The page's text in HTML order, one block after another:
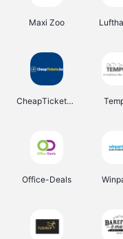
Maxi Zoo
CheapTickets.be
Office-Deals